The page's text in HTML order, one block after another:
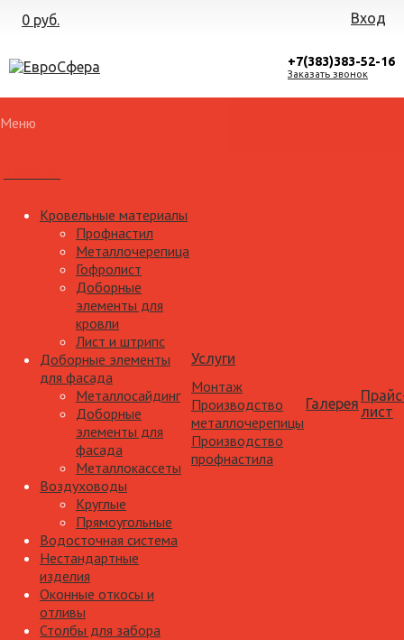
0 руб. Вход
+7(383)383-52-16
Заказать звонок
Меню
Кровельные материалы
Профнастил
Металлочерепица
Гофролист
Доборные
элементы для
кровли
Лист и штрипс
Доборные элементы
для фасада
Металлосайдинг
Доборные
элементы для
фасада
Металлокассеты
Воздуховоды
Круглые
Прямоугольные
Водосточная система
Нестандартные
изделия
Оконные откосы и
отливы
Столбы для забора
Услуги
Монтаж
Производство
металлочерепицы
Производство
профнастила
Галерея лист